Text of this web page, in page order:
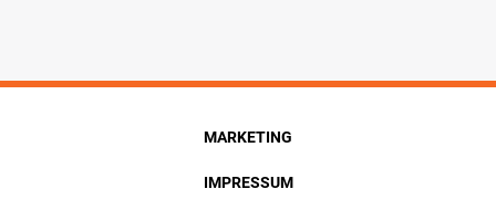
MARKETING
IMPRESSUM